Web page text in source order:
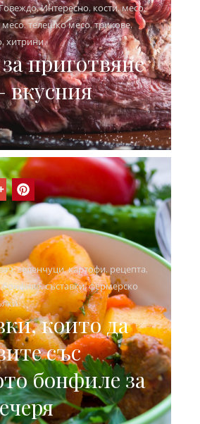
,Интересно,кости,месо,
месо,телешко месо,трикове,
,хитрини
приготвяне
вкусния
,зеленчуци,картофи, рецепта,
бонфиле,съставки,фермерско
които да
със
бонфиле за